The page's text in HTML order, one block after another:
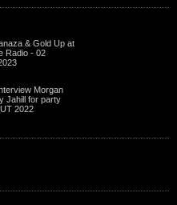
& Gold Up at
Radio - 02
Morgan
Jahill for party
2022